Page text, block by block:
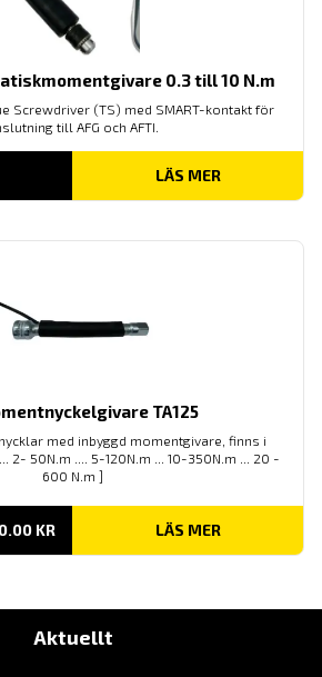
0.3 till 10 N.m
Screwdriver (TS) med SMART-kontakt för
till AFG och AFTI.
LÄS MER
TA125
med inbyggd momentgivare, finns i
2- 50N.m .... 5-120N.m ... 10-350N.m ... 20 -
600 N.m ]
KRPRISINTERVALL:
TILL
LÄS MER
Aktuellt